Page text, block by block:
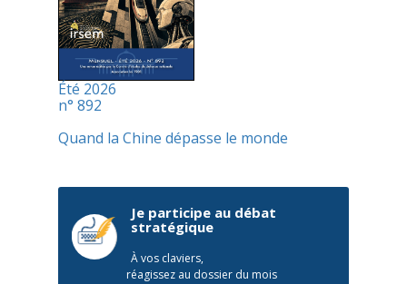
Été 2026
n° 892
Quand la Chine dépasse le monde
Je participe au débat
stratégique
À vos claviers,
réagissez au dossier du mois